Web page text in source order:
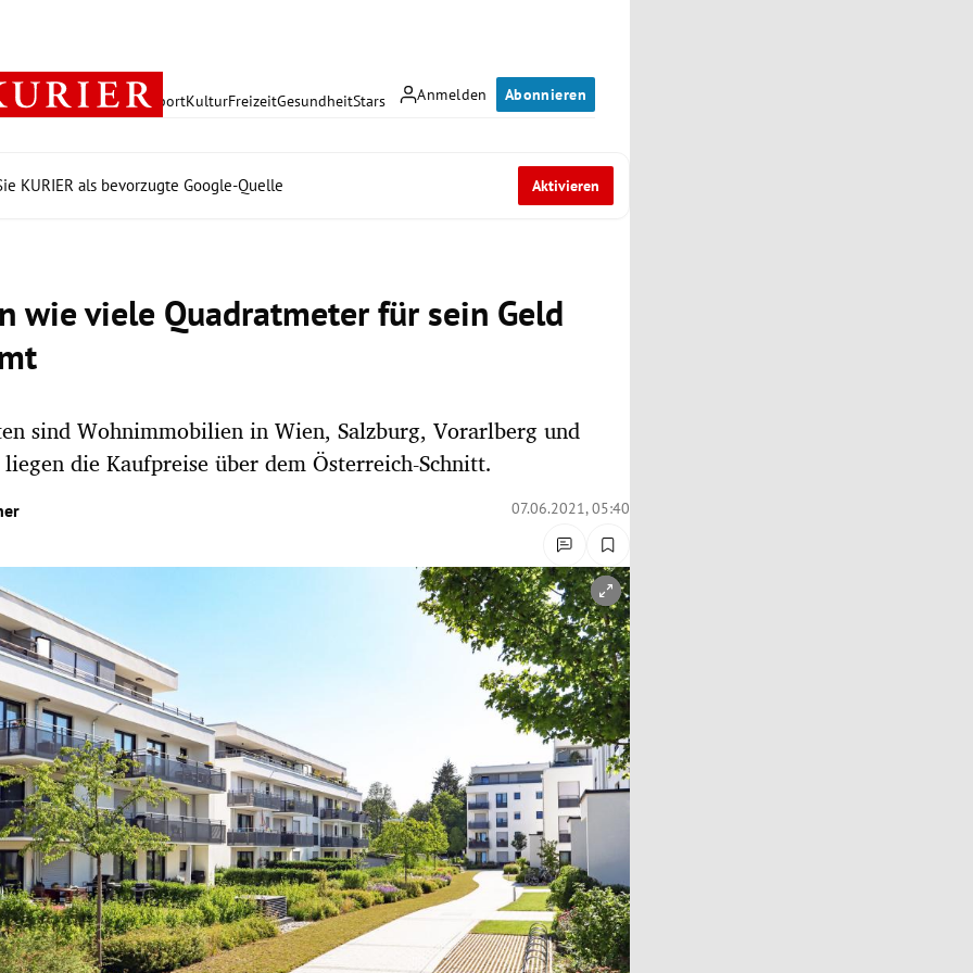
Anmelden Abonnieren
PolitikWirtschaft SportKulturFreizeitGesundheitStars
KURIER als bevorzugte Google-Quelle Aktivieren
wie viele Quadratmeter für sein Geld
sind Wohnimmobilien in Wien, Salzburg, Vorarlberg und
die Kaufpreise über dem Österreich-Schnitt.
07.06.2021, 05:40
öffnen/schließen